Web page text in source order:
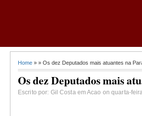
Home » » Os dez Deputados mais atuantes na
Os dez Deputados mais
Escrito por: Gil Costa em Acao on quarta-